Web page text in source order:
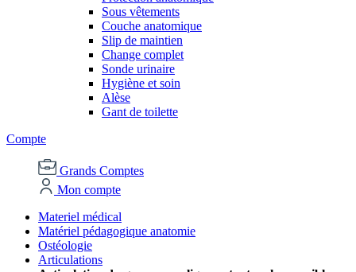
Sous vêtements
Couche anatomique
Slip de maintien
Change complet
Sonde urinaire
Hygiène et soin
Alèse
Gant de toilette
Compte
Grands Comptes
Mon compte
Materiel médical
Matériel pédagogique anatomie
Ostéologie
Articulations